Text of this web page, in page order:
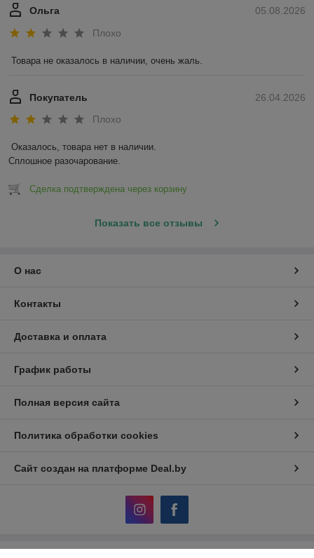
05.08.2026
Ольга
Плохо
Товара не оказалось в наличии, очень жаль.
26.04.2026
Покупатель
Плохо
Оказалось, товара нет в наличии.
Сплошное разочарование.
Сделка подтверждена через корзину
Показать все отзывы
О нас
Контакты
Доставка и оплата
График работы
Полная версия сайта
Политика обработки cookies
Сайт создан на платформе Deal.by